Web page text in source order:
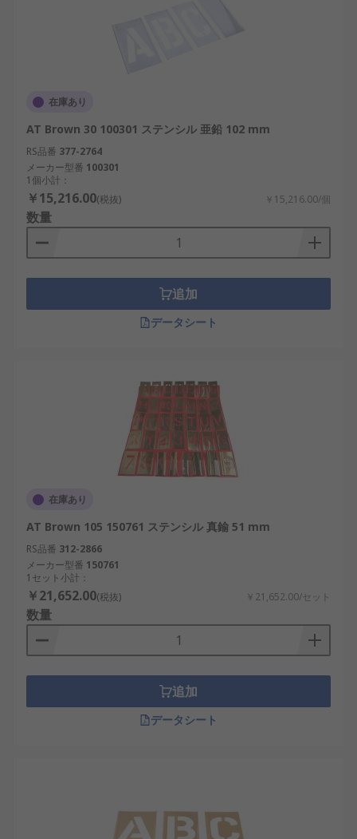
在庫あり
AT Brown 30 100301 ステンシル 亜鉛 102 mm
RS品番 377-2764
メーカー型番 100301
1個小計：
￥15,216.00(税抜) ￥15,216.00/個
数量
追加
データシート
在庫あり
AT Brown 105 150761 ステンシル 真鍮 51 mm
RS品番 312-2866
メーカー型番 150761
1セット小計：
￥21,652.00(税抜) ￥21,652.00/セット
数量
追加
データシート